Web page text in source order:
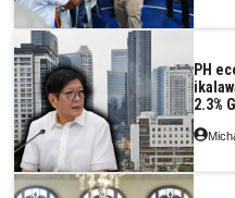
PH
2.3%